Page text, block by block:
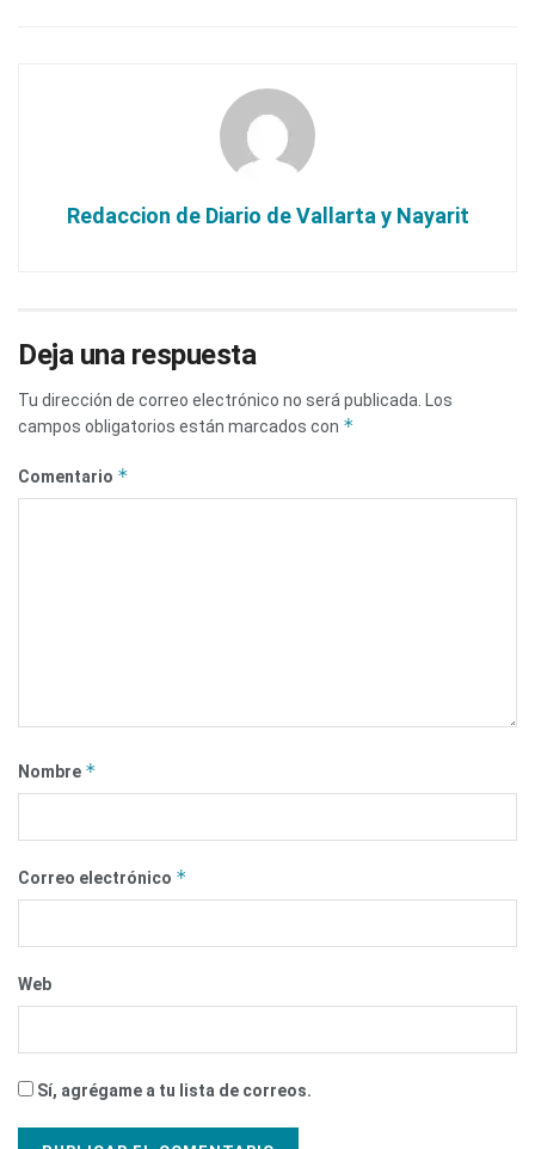
Redaccion de Diario de Vallarta y Nayarit
Deja una respuesta
Tu dirección de correo electrónico no será publicada.
Los
campos obligatorios están marcados con *
Comentario *
Nombre *
Correo electrónico *
Web
Sí, agrégame a tu lista de correos.